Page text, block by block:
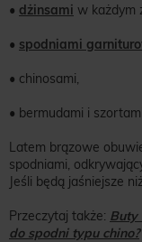
• dżinsami w każdym
• spodniami
• chinosami,
• bermudami i
Latem brązowe
spodniami,
Jeśli będą jaśniejsze
Przeczytaj także: Buty
do spodni typu chino?